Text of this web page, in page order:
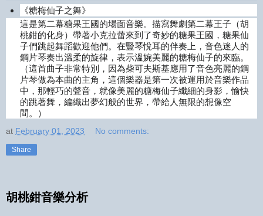
《糖梅仙子之舞》
這是第二幕糖果王國的場面音樂。描寫舞劇第二幕王子（胡
桃鉗的化身）帶著小克拉蕾來到了奇妙的糖果王國，糖果仙
子們跳起舞蹈歡迎他們。在豎琴悅耳的伴奏上，音色迷人的
鋼片琴奏出溫柔的旋律，表示溫婉美麗的糖梅仙子的來臨。
（這首曲子非常特別，因為柴可夫斯基應用了音色亮麗的鋼
片琴做為本曲的主角，這個樂器是第一次被運用於音樂作品
中，那輕巧的聲音，就像美麗的糖梅仙子纖細的身影，愉快
的跳著舞，編織出夢幻般的世界，帶給人無限的想像空
間。）
at February 01, 2023 No comments:
Share
胡桃鉗音樂分析